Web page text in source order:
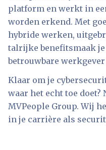
platform en werkt in
worden erkend. Met
hybride werken,
talrijke benefitsmaak
betrouwbare
Klaar om je
waar het echt toe doet?
MVPeople Group. Wij
in je carrière als